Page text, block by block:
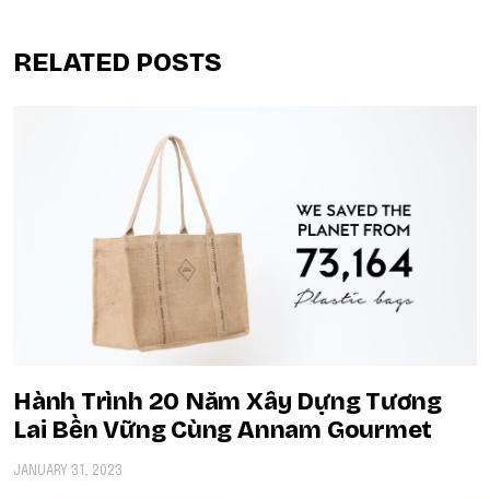
RELATED POSTS
Hành Trình 20 Năm Xây Dựng Tương
Lai Bền Vững Cùng Annam Gourmet
JANUARY 31, 2023